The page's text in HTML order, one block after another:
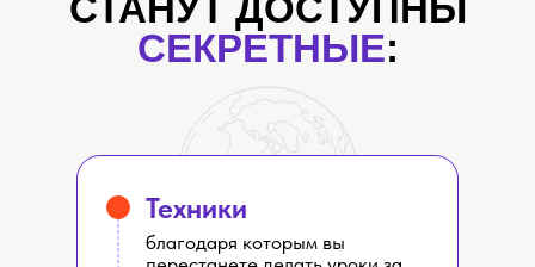
благодаря которым вы
СТАНУТ ДОСТУПНЫ
СЕКРЕТНЫЕ:
Техники